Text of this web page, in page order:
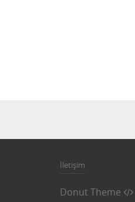
İletişim
Donut Theme